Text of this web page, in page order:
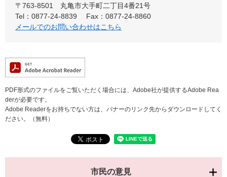
〒763-8501 丸亀市大手町二丁目4番21号
Tel：0877-24-8839
Fax：0877-24-8860
メールでのお問い合わせはこちら
PDF形式のファイルをご覧いただく場合には、Adobe社が提供するAdobe Rea
derが必要です。
Adobe Readerをお持ちでない方は、バナーのリンク先からダウンロードしてく
ださい。（無料）
市民の意見